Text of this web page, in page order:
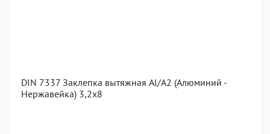
DIN 7337 Заклепка вытяжная Al/A2 (Алюминий -
Нержавейка) 3,2x8